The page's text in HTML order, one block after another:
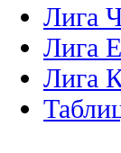
Лига
Лига
Лига